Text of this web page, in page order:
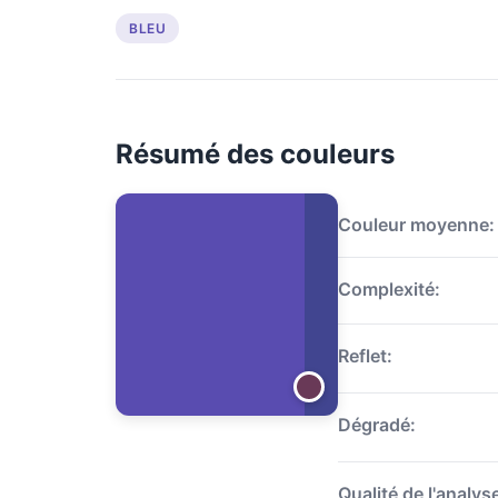
BLEU
Résumé des couleurs
Couleur moyenne:
Complexité:
Reflet:
Dégradé:
Qualité de